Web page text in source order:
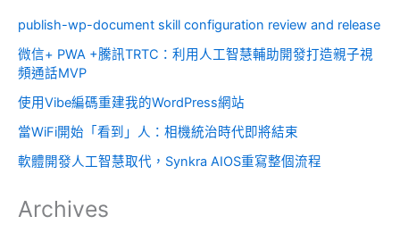
publish-wp-document skill configuration review and release
微信+ PWA +騰訊TRTC：利用人工智慧輔助開發打造親子視
頻通話MVP
使用Vibe編碼重建我的WordPress網站
當WiFi開始「看到」人：相機統治時代即將結束
軟體開發人工智慧取代，Synkra AIOS重寫整個流程
Archives